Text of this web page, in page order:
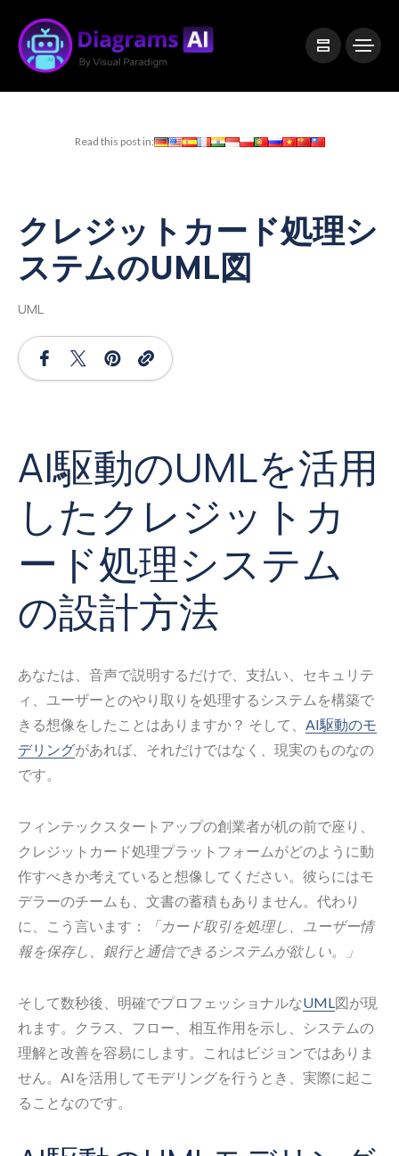
Read this post in:
クレジットカード処理シ
ステムのUML図
UML
AI駆動のUMLを活用
したクレジットカ
ード処理システム
の設計方法
あなたは、音声で説明するだけで、支払い、セキュリテ
ィ、ユーザーとのやり取りを処理するシステムを構築で
きる想像をしたことはありますか？ そして、 AI駆動のモ
デリングがあれば、それだけではなく、現実のものなの
です。
フィンテックスタートアップの創業者が机の前で座り、
クレジットカード処理プラットフォームがどのように動
作すべきか考えていると想像してください。彼らにはモ
デラーのチームも、文書の蓄積もありません。代わり
に、こう言います：
「カード取引を処理し、ユーザー情
報を保存し、銀行と通信できるシステムが欲しい。」
そして数秒後、明確でプロフェッショナルなUML図が現
れます。クラス、フロー、相互作用を示し、システムの
理解と改善を容易にします。これはビジョンではありま
せん。AIを活用してモデリングを行うとき、実際に起こ
ることなのです。